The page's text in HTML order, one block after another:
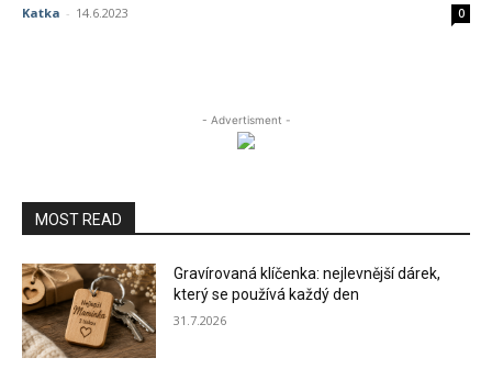
Katka - 14.6.2023 0
- Advertisment -
MOST READ
Gravírovaná klíčenka: nejlevnější dárek,
který se používá každý den
31.7.2026